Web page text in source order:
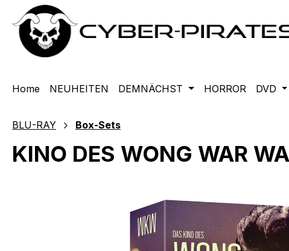
Hauptinhalt springen
Zur Suche springen
Zur Hauptnavigation springen
Home NEUHEITEN DEMNÄCHST HORROR DVD
BLU-RAY Box-Sets
KINO DES WONG WAR